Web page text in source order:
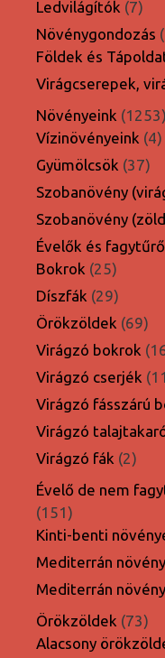
Ledvilágítók 77
Növénygondozás
Földek és
Virágcserepek,
Növényeink 1253
Vízinövényeink 44
Gyümölcsök 3737
Szobanövény
Szobanövény
Évelők és
Bokrok 2525
termék
Díszfák 2929
termék
Örökzöldek 6969
Virágzó bokrok
Virágzó cserjék
Virágzó fásszárú
Virágzó
Virágzó fák 22
Évelő de nem
151151
termék
Kinti-benti
Mediterrán
Mediterrán
Örökzöldek 7373
Alacsony